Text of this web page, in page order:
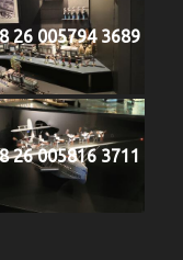
26 005794 3689
26 005816 3711